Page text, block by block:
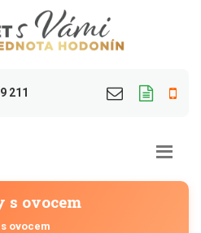
211
ovocem
ovocem